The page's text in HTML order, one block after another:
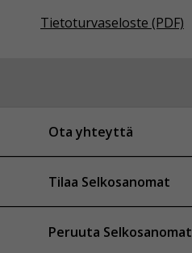
Tietoturvaseloste (PDF)
Ota yhteyttä
Tilaa Selkosanomat
Peruuta Selkosanomat